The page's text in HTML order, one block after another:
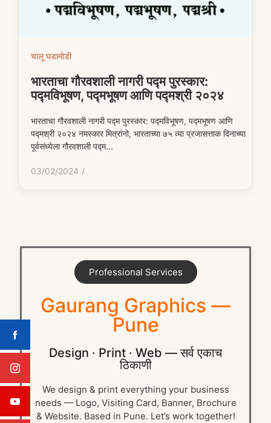
चालू घडामोडी
भारताचा गौरवशाली नागरी पद्म पुरस्कार:
पद्मविभूषण, पद्मभूषण आणि पद्मश्री २०२४
भारताचा गौरवशाली नागरी पद्म पुरस्कार: पद्मविभूषण, पद्मभूषण आणि
पद्मश्री २०२४ नमस्कार मित्रांनो, भारताच्या ७५ व्या प्रजासत्ताक दिनाच्या
पूर्वसंध्येला गौरवशाली पद्म...
03/02/2024 /
Professional Services
Gaurang Graphics —
Pune
Design · Print · Web — सर्व एकाच
ठिकाणी
We design & print everything your business
needs — Logo, Visiting Card, Banner, Brochure
& Website. Based in Pune. Let’s work together!